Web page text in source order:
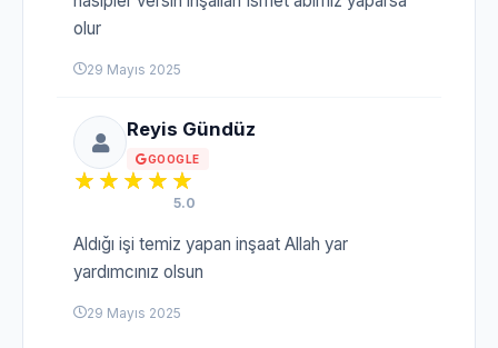
olur
29 Mayıs 2025
Reyis Gündüz
GOOGLE
5.0
Aldığı işi temiz yapan inşaat Allah yar
yardımcınız olsun
29 Mayıs 2025